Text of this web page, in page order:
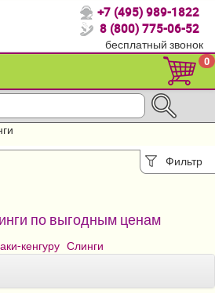
нас!
+7 (495) 989-1822
8 (800) 775-06-52
бесплатный звонок
0
Фильтр
по выгодным ценам
кенгуру Слинги